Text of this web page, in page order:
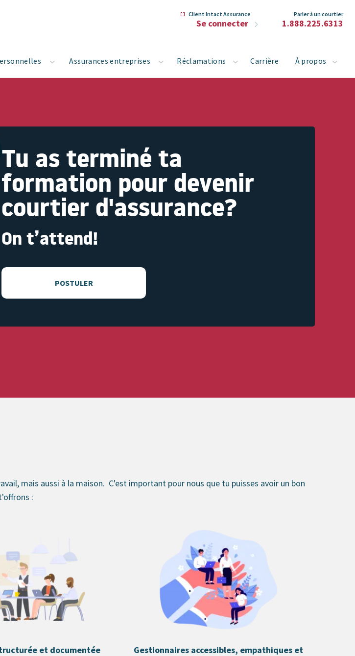
Assurances entreprises Réclamations Carrière À propos
Client Intact Assurance
Se connecter
Parler à un courtier
1.888.225.6313
Tu as terminé ta
formation pour devenir
courtier d'assurance?
On t’attend!
POSTULER
mais aussi à la maison. C'est important pour nous que tu puisses avoir un bon
:
et documentée
Gestionnaires accessibles, empathiques et